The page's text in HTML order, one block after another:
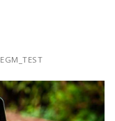
EGM_TEST